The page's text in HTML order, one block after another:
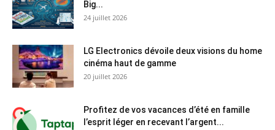
Big...
24 juillet 2026
LG Electronics dévoile deux visions du home
cinéma haut de gamme
20 juillet 2026
Profitez de vos vacances d’été en famille
l’esprit léger en recevant l’argent...